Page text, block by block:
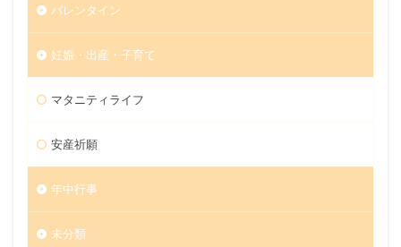
バレンタイン
妊娠・出産・子育て
マタニティライフ
安産祈願
年中行事
未分類